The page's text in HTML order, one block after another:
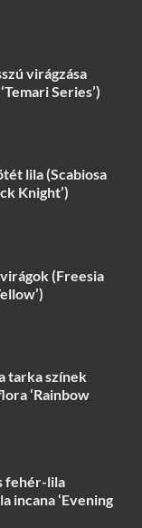
virágzása
Series’)
lila (Scabiosa
Knight’)
(Freesia
tarka színek
‘Rainbow
fehér-lila
incana ‘Evening